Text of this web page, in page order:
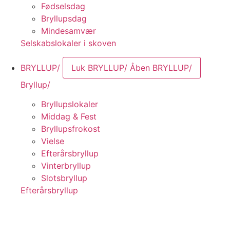
Fødselsdag
Bryllupsdag
Mindesamvær
Selskabslokaler i skoven
BRYLLUP/ Luk BRYLLUP/ Åben BRYLLUP/
Bryllup/
Bryllupslokaler
Middag & Fest
Bryllupsfrokost
Vielse
Efterårsbryllup
Vinterbryllup
Slotsbryllup
Efterårsbryllup